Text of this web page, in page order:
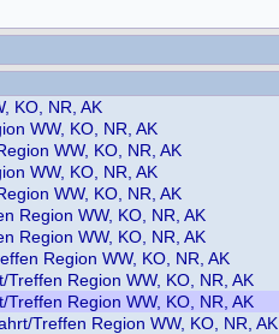
KO, NR, AK
WW, KO, NR, AK
WW, KO, NR, AK
WW, KO, NR, AK
WW, KO, NR, AK
Region WW, KO, NR, AK
Region WW, KO, NR, AK
Region WW, KO, NR, AK
Treffen Region WW, KO, NR, AK
Treffen Region WW, KO, NR, AK
Treffen Region WW, KO, NR, AK